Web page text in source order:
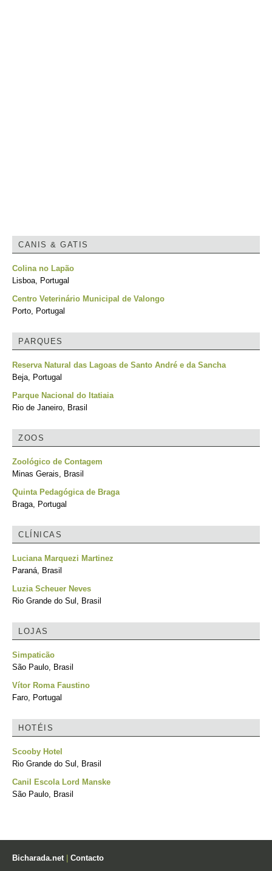
CANIS & GATIS
Colina no Lapão
Lisboa, Portugal
Centro Veterinário Municipal de Valongo
Porto, Portugal
PARQUES
Reserva Natural das Lagoas de Santo André e da Sancha
Beja, Portugal
Parque Nacional do Itatiaia
Rio de Janeiro, Brasil
ZOOS
Zoológico de Contagem
Minas Gerais, Brasil
Quinta Pedagógica de Braga
Braga, Portugal
CLÍNICAS
Luciana Marquezi Martinez
Paraná, Brasil
Luzia Scheuer Neves
Rio Grande do Sul, Brasil
LOJAS
Simpaticão
São Paulo, Brasil
Vítor Roma Faustino
Faro, Portugal
HOTÉIS
Scooby Hotel
Rio Grande do Sul, Brasil
Canil Escola Lord Manske
São Paulo, Brasil
Bicharada.net| Contacto